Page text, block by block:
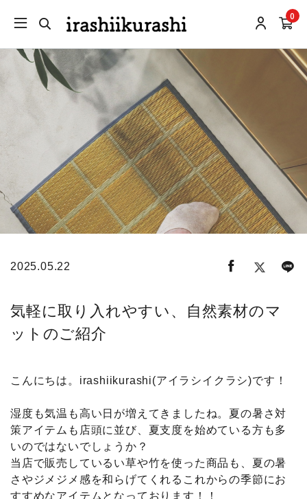
0
2025.05.22
気軽に取り入れやすい、自然素材のマ
ットのご紹介
こんにちは。irashiikurashi(アイラシイクラシ)です！
湿度も気温も高い日が増えてきましたね。夏の暑さ対
策アイテムも店頭に並び、夏支度を始めている方も多
いのではないでしょうか？
当店で販売しているい草や竹を使った商品も、夏の暑
さやジメジメ感を和らげてくれるこれからの季節にお
すすめなアイテムとなっております！！